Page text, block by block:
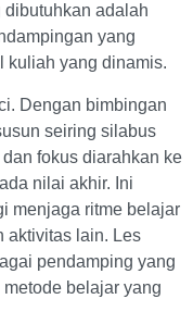
dibutuhkan adalah
yang
kuliah yang dinamis.
Dengan bimbingan
seiring silabus
fokus diarahkan ke
nilai akhir. Ini
menjaga ritme belajar
aktivitas lain. Les
pendamping yang
belajar yang